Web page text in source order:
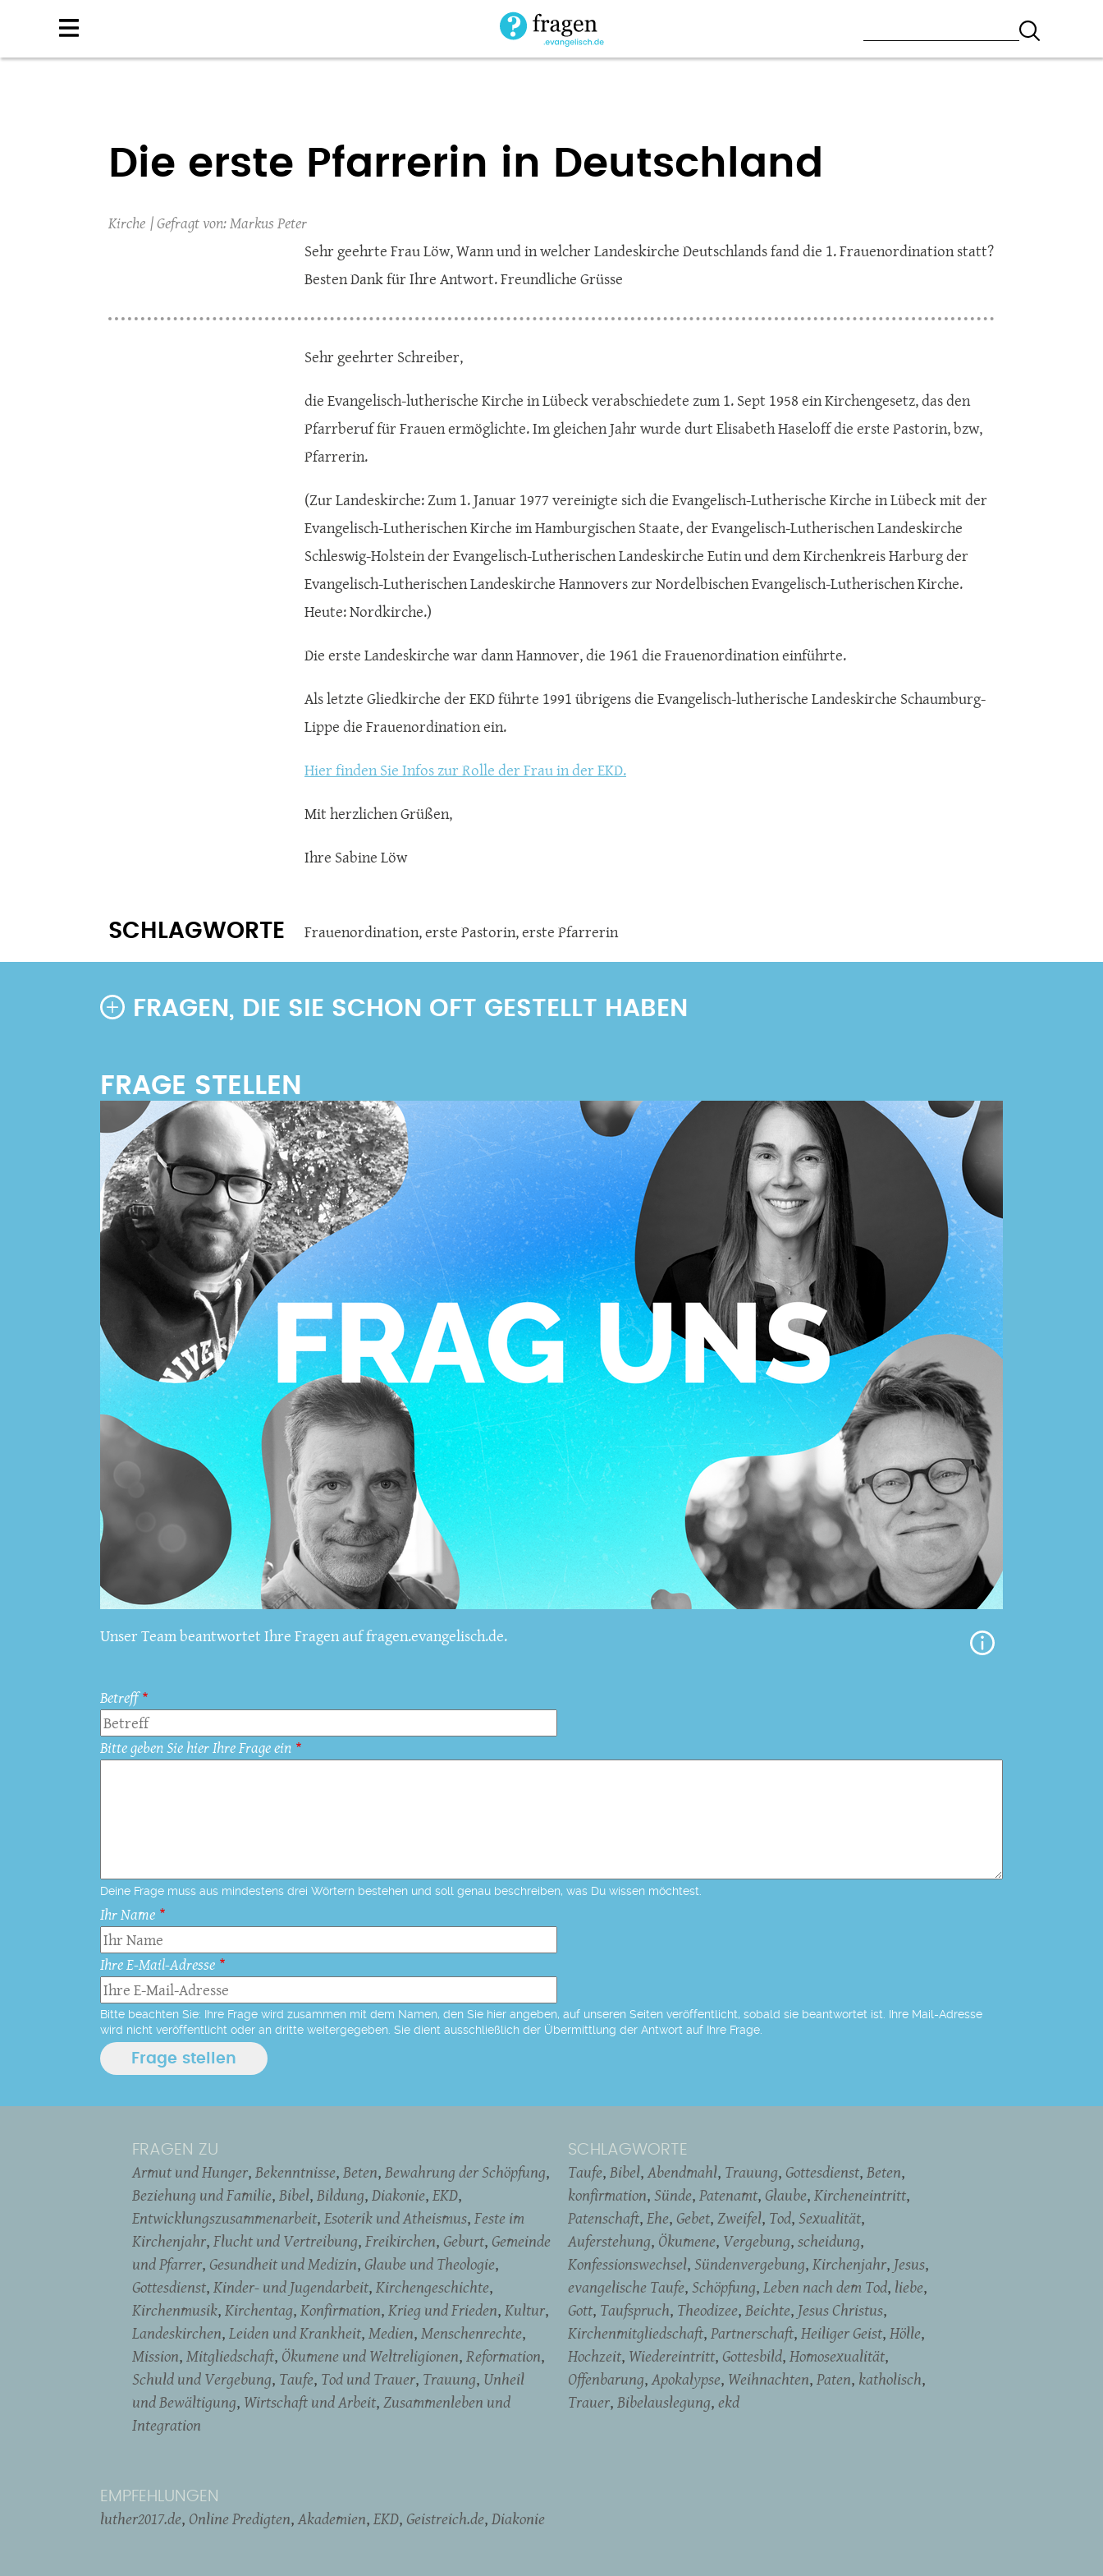
Die erste Pfarrerin in Deutschland
Kirche
Markus Peter
Sehr geehrte Frau Löw, Wann und in welcher Landeskirche Deutschlands fand die 1. Frauenordination statt?
Besten Dank für Ihre Antwort. Freundliche Grüsse
Sehr geehrter Schreiber,
die Evangelisch-lutherische Kirche in Lübeck verabschiedete zum 1. Sept 1958 ein Kirchengesetz, das den
Pfarrberuf für Frauen ermöglichte. Im gleichen Jahr wurde durt Elisabeth Haseloff die erste Pastorin, bzw,
Pfarrerin.
(Zur Landeskirche: Zum 1. Januar 1977 vereinigte sich die Evangelisch-Lutherische Kirche in Lübeck mit der
Evangelisch-Lutherischen Kirche im Hamburgischen Staate, der Evangelisch-Lutherischen Landeskirche
Schleswig-Holstein der Evangelisch-Lutherischen Landeskirche Eutin und dem Kirchenkreis Harburg der
Evangelisch-Lutherischen Landeskirche Hannovers zur Nordelbischen Evangelisch-Lutherischen Kirche.
Heute: Nordkirche.)
Die erste Landeskirche war dann Hannover, die 1961 die Frauenordination einführte.
Als letzte Gliedkirche der EKD führte 1991 übrigens die Evangelisch-lutherische Landeskirche Schaumburg-
Lippe die Frauenordination ein.
Hier finden Sie Infos zur Rolle der Frau in der EKD.
Mit herzlichen Grüßen,
Ihre Sabine Löw
SCHLAGWORTE Frauenordination,erste Pastorin,erste Pfarrerin
FRAGEN, DIE SIE SCHON OFT GESTELLT HABEN
Unser Team beantwortet Ihre Fragen auf fragen.evangelisch.de.
Betreff
Bitte geben Sie hier Ihre Frage ein
Deine Frage muss aus mindestens drei Wörtern bestehen und soll genau beschreiben, was Du wissen möchtest.
Ihr Name
Ihre E-Mail-Adresse
Bitte beachten Sie: Ihre Frage wird zusammen mit dem Namen, den Sie hier angeben, auf unseren Seiten veröffentlicht, sobald sie beantwortet ist. Ihre Mail-Adresse
wird nicht veröffentlicht oder an dritte weitergegeben. Sie dient ausschließlich der Übermittlung der Antwort auf Ihre Frage.
FRAGEN ZU
Armut und Hunger Bekenntnisse Beten Bewahrung der Schöpfung
Beziehung und Familie Bibel Bildung Diakonie EKD
Entwicklungszusammenarbeit Esoterik und Atheismus Feste im
Kirchenjahr Flucht und Vertreibung Freikirchen Geburt Gemeinde
und Pfarrer Gesundheit und Medizin Glaube und Theologie
Gottesdienst Kinder- und Jugendarbeit Kirchengeschichte
Kirchenmusik Kirchentag Konfirmation Krieg und Frieden Kultur
Landeskirchen Leiden und Krankheit Medien Menschenrechte
Mission Mitgliedschaft Ökumene und Weltreligionen Reformation
Schuld und Vergebung Taufe Tod und Trauer Trauung Unheil
und Bewältigung Wirtschaft und Arbeit Zusammenleben und
Integration
SCHLAGWORTE
Taufe Bibel Abendmahl Trauung Gottesdienst Beten
konfirmation Sünde Patenamt Glaube Kircheneintritt
Patenschaft Ehe Gebet Zweifel Tod Sexualität
Auferstehung Ökumene Vergebung scheidung
Konfessionswechsel Sündenvergebung Kirchenjahr Jesus
evangelische Taufe Schöpfung Leben nach dem Tod liebe
Gott Taufspruch Theodizee Beichte Jesus Christus
Kirchenmitgliedschaft Partnerschaft Heiliger Geist Hölle
Hochzeit Wiedereintritt Gottesbild Homosexualität
Offenbarung Apokalypse Weihnachten Paten katholisch
Trauer Bibelauslegung ekd
EMPFEHLUNGEN
luther2017.de Online Predigten Akademien EKD Geistreich.de Diakonie